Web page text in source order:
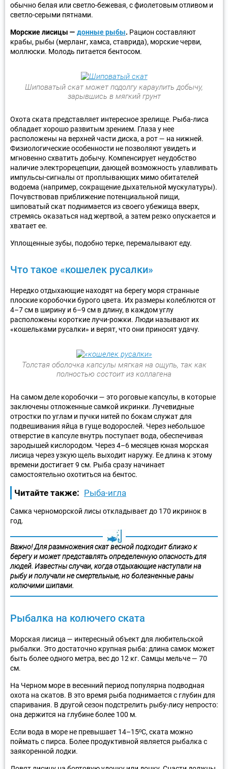
обычно белая или светло-бежевая, с фиолетовым отливом и
светло-серыми пятнами.
Морские лисицы — донные рыбы. Рацион составляют
крабы, рыбы (мерланг, хамса, ставрида), морские черви,
моллюски. Молодь питается бентосом.
Шиповатый скат может подолгу караулить добычу,
зарывшись в мягкий грунт
Охота ската представляет интересное зрелище. Рыба-лиса
обладает хорошо развитым зрением. Глаза у нее
расположены на верхней части диска, а рот — на нижней.
Физиологические особенности не позволяют увидеть и
мгновенно схватить добычу. Компенсирует неудобство
наличие электрорецепции, дающей возможность улавливать
импульсы-сигналы от проплывающих мимо обитателей
водоема (например, сокращение дыхательной мускулатуры).
Почувствовав приближение потенциальной пищи,
шиповатый скат поднимается из своего убежища вверх,
стремясь оказаться над жертвой, а затем резко опускается и
хватает ее.
Уплощенные зубы, подобно терке, перемалывают еду.
Что такое «кошелек русалки»
Нередко отдыхающие находят на берегу моря странные
плоские коробочки бурого цвета. Их размеры колеблются от
4–7 см в ширину и 6–9 см в длину, в каждом углу
расположены короткие лучи-рожки. Люди называют их
«кошельками русалки» и верят, что они приносят удачу.
Толстая оболочка капсулы мягкая на ощупь, так как
полностью состоит из коллагена
На самом деле коробочки — это роговые капсулы, в которые
заключены отложенные самкой икринки. Лучевидные
отростки по углам и пучки нитей по бокам служат для
подвешивания яйца в гуще водорослей. Через небольшое
отверстие в капсуле внутрь поступает вода, обеспечивая
зародышей кислородом. Через 4–6 месяцев юная морская
лисица через узкую щель выходит наружу. Ее длина к этому
времени достигает 9 см. Рыба сразу начинает
самостоятельно охотиться на бентос.
Читайте также: Рыба-игла
Самка черноморской лисы откладывает до 170 икринок в
год.
Важно! Для размножения скат весной подходит близко к
берегу и может представлять определенную опасность для
людей. Известны случаи, когда отдыхающие наступали на
рыбу и получали не смертельные, но болезненные раны
колючими шипами.
Рыбалка на колючего ската
Морская лисица — интересный объект для любительской
рыбалки. Это достаточно крупная рыба: длина самок может
быть более одного метра, вес до 12 кг. Самцы мельче — 70
см.
На Черном море в весенний период популярна подводная
охота на скатов. В это время рыба поднимается с глубин для
спаривания. В другой сезон подстрелить рыбу-лису непросто:
она держится на глубине более 100 м.
Если вода в море не превышает 14–15ºC, ската можно
поймать с пирса. Более продуктивной является рыбалка с
заякоренной лодки.